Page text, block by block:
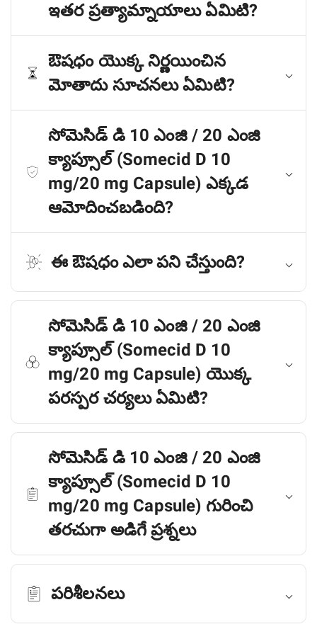
ఇతర ప్రత్యామ్నాయాలు ఏమిటి?
ఔషధం యొక్క నిర్ణయించిన
మోతాదు సూచనలు ఏమిటి?
సోమెసిడ్ డి 10 ఎంజి / 20 ఎంజి
క్యాప్సూల్ (Somecid D 10
mg/20 mg Capsule) ఎక్కడ
ఆమోదించబడింది?
ఈ ఔషధం ఎలా పని చేస్తుంది?
సోమెసిడ్ డి 10 ఎంజి / 20 ఎంజి
క్యాప్సూల్ (Somecid D 10
mg/20 mg Capsule) యొక్క
పరస్పర చర్యలు ఏమిటి?
సోమెసిడ్ డి 10 ఎంజి / 20 ఎంజి
క్యాప్సూల్ (Somecid D 10
mg/20 mg Capsule) గురించి
తరచుగా అడిగే ప్రశ్నలు
పరిశీలనలు